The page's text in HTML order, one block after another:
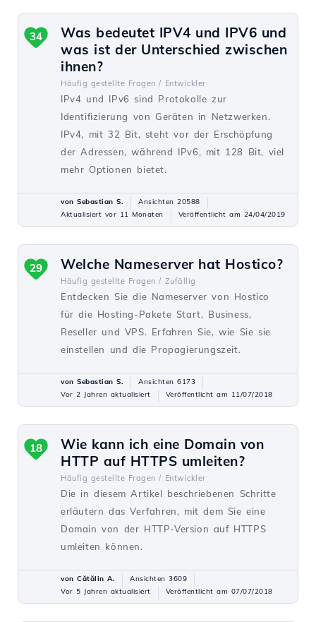
Was bedeutet IPV4 und IPV6 und
was ist der Unterschied zwischen
ihnen?
Häufig gestellte Fragen / Entwickler
IPv4 und IPv6 sind Protokolle zur
Identifizierung von Geräten in Netzwerken.
IPv4, mit 32 Bit, steht vor der Erschöpfung
der Adressen, während IPv6, mit 128 Bit, viel
mehr Optionen bietet.
34
von Sebastian S.
Ansichten 20588
Aktualisiert vor 11 Monaten
Veröffentlicht am 24/04/2019
Welche Nameserver hat Hostico?
Häufig gestellte Fragen / Zufällig
Entdecken Sie die Nameserver von Hostico
für die Hosting-Pakete Start, Business,
Reseller und VPS. Erfahren Sie, wie Sie sie
einstellen und die Propagierungszeit.
29
von Sebastian S.
Ansichten 6173
Vor 2 Jahren aktualisiert
Veröffentlicht am 11/07/2018
Wie kann ich eine Domain von
HTTP auf HTTPS umleiten?
Häufig gestellte Fragen / Entwickler
Die in diesem Artikel beschriebenen Schritte
erläutern das Verfahren, mit dem Sie eine
Domain von der HTTP-Version auf HTTPS
umleiten können.
18
von Cătălin A.
Ansichten 3609
Vor 5 Jahren aktualisiert
Veröffentlicht am 07/07/2018